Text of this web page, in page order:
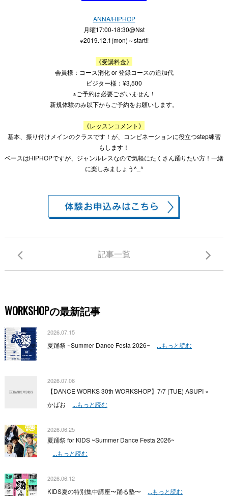
ANNA/HIPHOP
月曜17:00-18:30@Nst
※2019.12.1(mon)～start!!
《受講料金》
会員様：コース消化or登録コースの追加代
ビジター様： ¥3,500
※ご予約は必要ございません！
新規体験のみ以下からご予約をお願いします。
《レッスンコメント》
基本、振り付けメインのクラスです！が、コンビネーションに役立つstep練習
もします！
ベースはHIPHOPですが、ジャンルレスなので気軽にたくさん踊りたい方！一緒
に楽しみましょう^_^
記事一覧
WORKSHOPの最新記事
2026.07.15
夏踊祭 ~Summer Dance Festa 2026~ ...もっと読む
2026.07.06
【DANCE WORKS 30th WORKSHOP】7/7 (TUE) ASUPI ×
かばお
...もっと読む
2026.06.25
夏踊祭 for KIDS ~Summer Dance Festa 2026~
...もっと読む
2026.06.12
KIDS夏の特別集中講座〜踊る塾〜 ...もっと読む